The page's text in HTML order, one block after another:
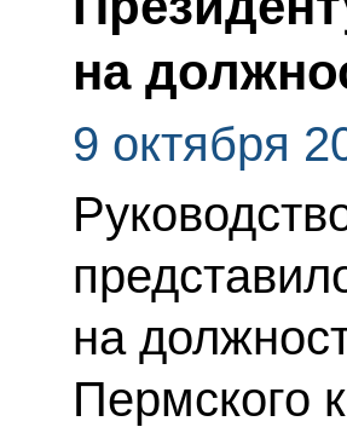
на
9 октября
на
Пермского